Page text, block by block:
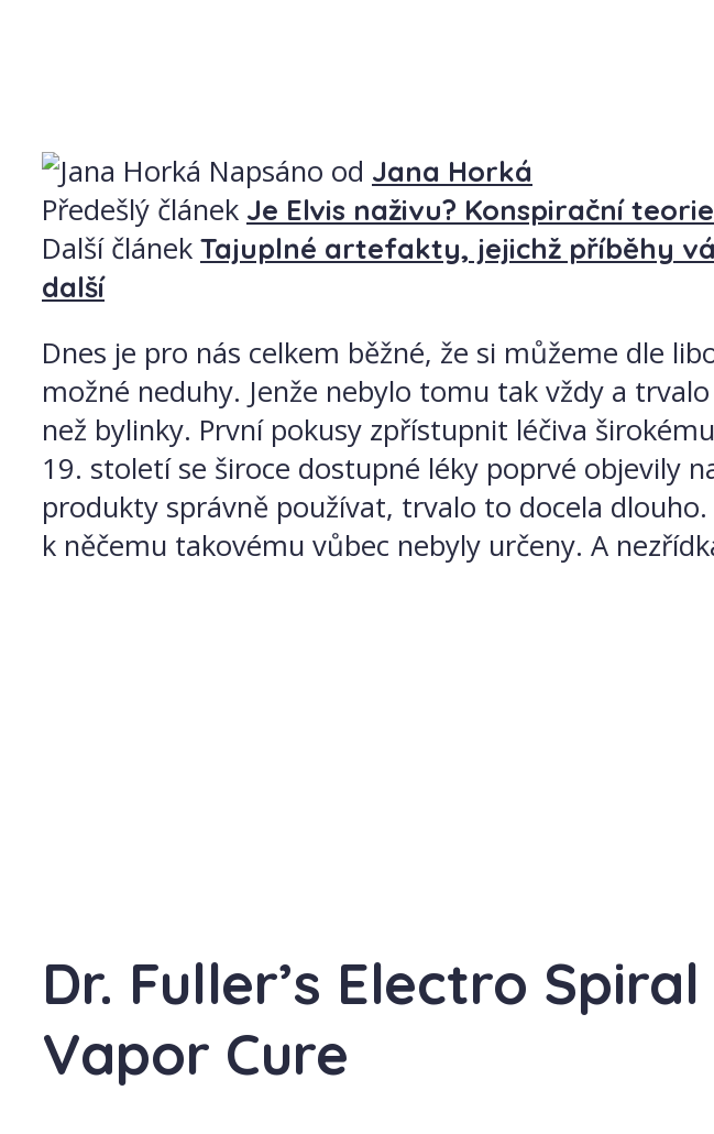
Napsáno od Jana Horká
Předešlý článek Je Elvis naživu? Konspirační
Další článek Tajuplné artefakty, jejichž příběhy
další
Dnes je pro nás celkem běžné, že si můžeme dle
možné neduhy. Jenže nebylo tomu tak vždy a
než bylinky. První pokusy zpřístupnit léčiva
19. století se široce dostupné léky poprvé objevily
produkty správně používat, trvalo to docela
k něčemu takovému vůbec nebyly určeny. A
Dr. Fuller’s Electro
Vapor Cure